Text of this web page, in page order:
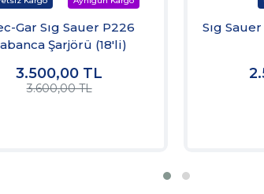
Gar Sıg Sauer P226
Şarjörü (18'li)
3.500,00 TL
3.600,00 TL
Sıg